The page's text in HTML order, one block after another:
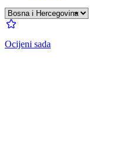
Ocijeni sada